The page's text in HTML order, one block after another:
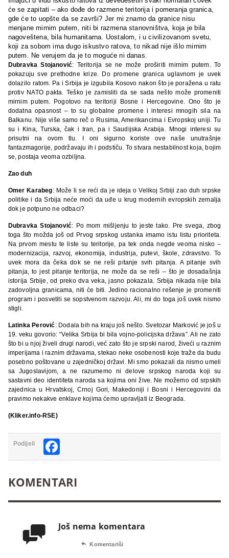
će se zapitati – ako dođe do razmene teritorija i pomeranja granica,
gde će to uopšte da se završi? Jer mi znamo da granice nisu
menjane mirnim putem, niti bi razmena stanovništva, koja je bila
nagoveštena, bila humanitarna. Uostalom, i u civilizovanom svetu,
koji za sobom ima dugo iskustvo ratova, to nikad nije išlo mirnim
putem. Ne verujem da je to moguće ni danas.
Dubravka Stojanović: Teritorija se ne može proširiti mirnim putem. To
pokazuju sve prethodne krize. Do promene granica uglavnom je uvek
dolazilo ratom. Pa i Srbija je izgubila Kosovo nakon što je poražena u ratu
protiv NATO pakta. Teško je zamisliti da se sada nešto može promeniti
mirnim putem. Pogotovo na teritoriji Bosne i Hercegovine. Ono što je
dodatna opasnost – to su globalne promene i interesi mnogih sila na
Balkanu. Nije više samo reč o Rusima, Amerikancima i Evropskoj uniji. Tu
su i Kina, Turska, čak i Iran, pa i Saudijska Arabija. Mnogi interesi su
prisutni na ovom tlu. I oni sigurno koriste ove naše unutrašnje
fantazmagorije, podržavaju ih i podstiču. To stvara nestabilnost koja, bojim
se, postaja veoma ozbiljna.
Zao duh
Omer Karabeg: Može li se reći da je ideja o Velikoj Srbiji zao duh srpske
politike i da Srbija neće moći da uđe u krug modernih evropskih zemalja
dok je potpuno ne odbaci?
Dubravka Stojanović: Po mom mišljenju to jeste tako. Pre svega, zbog
toga što možda još od Prvog srpskog ustanka imamo istu listu prioriteta.
Na prvom mestu te liste su teritorije, pa tek onda negde veoma nisko –
modernizacija, razvoj, ekonomija, industrija, putevi, škole, zdravstvo. To
uvek mora da čeka dok se ne reši pitanje svih pitanja. A pitanje svih
pitanja, to jest pitanje teritorija, ne može da se reši – što je dosadašnja
istorija Srbije, od preko dva veka, jasno pokazala. Srbija nikada nije bila
zadovoljna granicama, niti će biti. Jedino racionalno rešenje je promeniti
program i posvetiti se sopstvenom razvoju. Ali, mi do toga još uvek nismo
stigli.
Latinka Perović: Dodala bih na kraju još nešto. Svetozar Marković je još u
19. veku govorio: “Velika Srbija bi bila vojno-policijska država”. Ali ne zato
što bi u njoj živeli drugi narodi, već zato što je srpski narod, živeći u raznim
imperijama i raznim državama, stekao neke osobenosti koje traže da budu
posebno poštovane u zajedničkoj državi. Mi smo pokazali da nismo umeli
sa Jugoslavijom, a ne razumemo ni delove srpskog naroda koji su
sastavni deo identiteta naroda sa kojima oni žive. Ne možemo od srpskih
zajednica u Hrvatskoj, Crnoj Gori, Makedoniji i Bosni i Hercegovini da
pravimo nekakve enklave kojima ćemo upravljati iz Beograda.
(Kliker.info-RSE)
Podijeli
KOMENTARI
 Još nema komentara
 Komentariši